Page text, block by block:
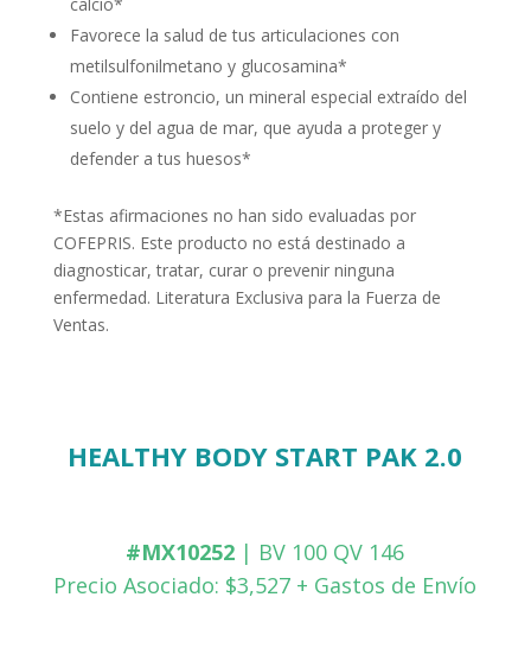
Favorece la salud de tus articulaciones con
metilsulfonilmetano y glucosamina*
Contiene estroncio, un mineral especial extraído del
suelo y del agua de mar, que ayuda a proteger y
defender a tus huesos*
*Estas afirmaciones no han sido evaluadas por
COFEPRIS. Este producto no está destinado a
diagnosticar, tratar, curar o prevenir ninguna
enfermedad. Literatura Exclusiva para la Fuerza de
Ventas.
HEALTHY BODY START PAK 2.0
#MX10252 | BV 100 QV 146
Precio Asociado: $3,527 + Gastos de Envío